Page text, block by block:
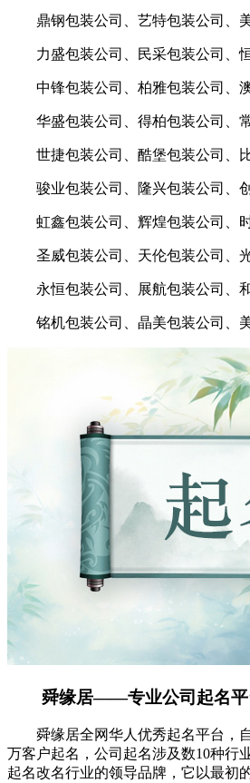
鼎钢包装公司、艺特包装公司、美
力盛包装公司、民采包装公司、恒
中锋包装公司、柏雅包装公司、澳
华盛包装公司、得柏包装公司、常
世捷包装公司、酷堡包装公司、比
骏业包装公司、隆兴包装公司、创
虹鑫包装公司、辉煌包装公司、时
圣威包装公司、天伦包装公司、光
永恒包装公司、展航包装公司、和
铭机包装公司、晶美包装公司、美
舜缘居——专业公司起名平
舜缘居全网华人优秀起名平台，
万客户起名，公司起名涉及数10种行
起名改名行业的领导品牌，它以最初